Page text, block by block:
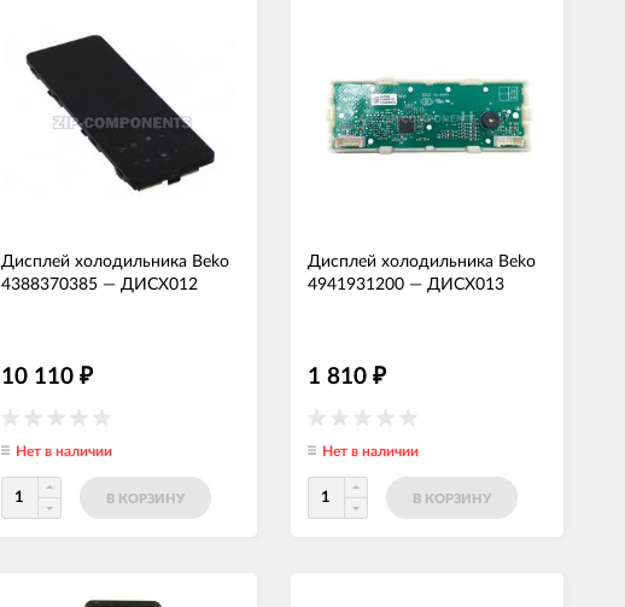
Дисплей холодильника Beko
4388370385 — ДИСХ012
10 110 ₽
Нет в наличии
В КОРЗИНУ
Дисплей холодильника Beko
4941931200 — ДИСХ013
1 810 ₽
Нет в наличии
В КОРЗИНУ